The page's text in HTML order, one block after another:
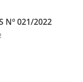
Nº 021/2022